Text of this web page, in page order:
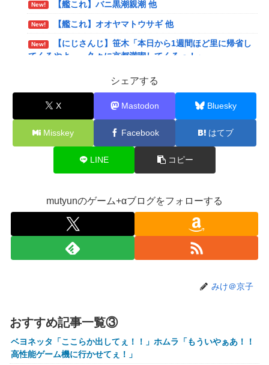
New! 【艦これ】バニ黒潮親潮 他
New! 【艦これ】オオヤマトウサギ 他
New!
【にじさんじ】笹木「本日から1週間ほど里に帰省し
てくるやよ～。久々に京都満喫してくるっ！」
【にじさんじ】ののは、初の後輩コラボ！あゆゆとお
はなし「なかよくなれるかな？！」【8/7(金)20:00】
【VTuber】Google Play初のトーク番組「選抜！推
しナイン発表会」発表へ！8名が推しキャラクターの魅力を
語り合う【8/6(木)18:00】
縄ほんとーーーーーーーーにおもんない！！！！」→炎上
定！クロロの演劇のせいで2人も無駄死ににwwww
【画像】石川佳純さん(31)の体、エッッッッッッッッ
ッッッッッッッッッ！
【速報】熊本イオンモール、爆発の原因は『これ』の
可能性
【悲報】高市早苗に逆らった財務官僚、異例の左遷ｗ
【閲覧注意】元臆女キャバ嬢の首吊り自●配信、拡散
されまくって終わるｗｗｗｗｗｗｗ
New!
【悲報】女子自転車競技、ブラに綿を詰めまくって空
気抵抗を減らすチート技が発覚ｗｗｗ
シェアする
X Mastodon Bluesky
Misskey Facebook はてブ
LINE コピー
mutyunのゲーム+αブログをフォローする
みけ＠京子
おすすめ記事一覧③
ベヨネッタ「ここらか出してぇ！！」ホムラ「もういやぁあ！！
高性能ゲーム機に行かせてぇ！」